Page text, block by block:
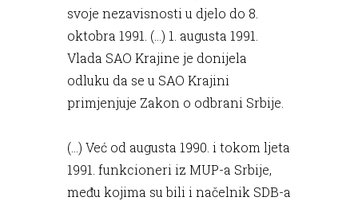
svoje nezavisnosti u djelo do 8.
oktobra 1991. (...) 1. augusta 1991.
Vlada SAO Krajine je donijela
odluku da se u SAO Krajini
primjenjuje Zakon o odbrani Srbije.
(...) Već od augusta 1990. i tokom ljeta
1991. funkcioneri iz MUP-a Srbije,
među kojima su bili i načelnik SDB-a